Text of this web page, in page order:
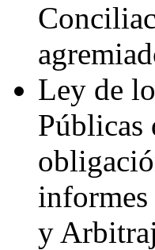
Ley de
Públicas
y